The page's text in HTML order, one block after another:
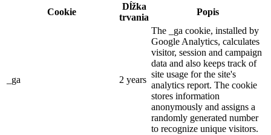
Cookie
Dĺžka
trvania
Popis
_ga 2 years
The _ga cookie, installed by
Google Analytics, calculates
visitor, session and campaign
data and also keeps track of
site usage for the site's
analytics report. The cookie
stores information
anonymously and assigns a
randomly generated number
to recognize unique visitors.